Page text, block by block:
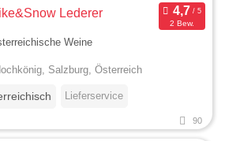
Lederer
2 Bew.
Weine
Salzburg, Österreich
Lieferservice
90